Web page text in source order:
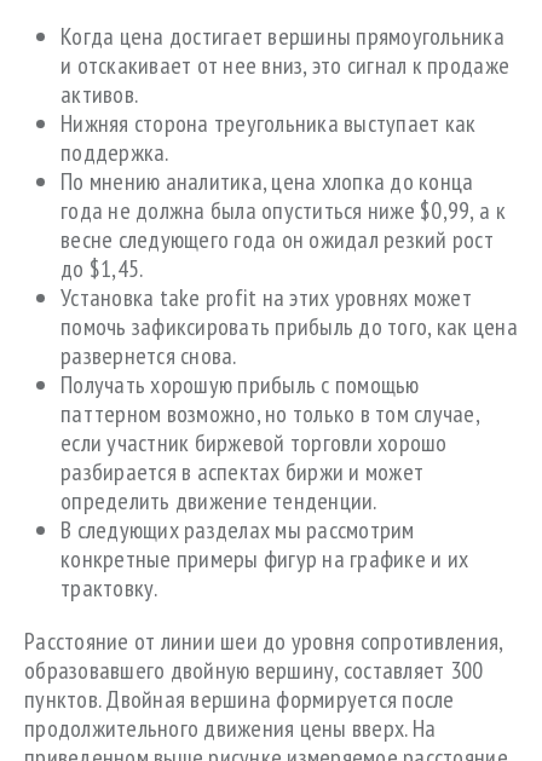
Когда цена достигает вершины прямоугольника
и отскакивает от нее вниз, это сигнал к продаже
активов.
Нижняя сторона треугольника выступает как
поддержка.
По мнению аналитика, цена хлопка до конца
года не должна была опуститься ниже $0,99, а к
весне следующего года он ожидал резкий рост
до $1,45.
Установка take profit на этих уровнях может
помочь зафиксировать прибыль до того, как цена
развернется снова.
Получать хорошую прибыль с помощью
паттерном возможно, но только в том случае,
если участник биржевой торговли хорошо
разбирается в аспектах биржи и может
определить движение тенденции.
В следующих разделах мы рассмотрим
конкретные примеры фигур на графике и их
трактовку.
Расстояние от линии шеи до уровня сопротивления,
образовавшего двойную вершину, составляет 300
пунктов. Двойная вершина формируется после
продолжительного движения цены вверх. На